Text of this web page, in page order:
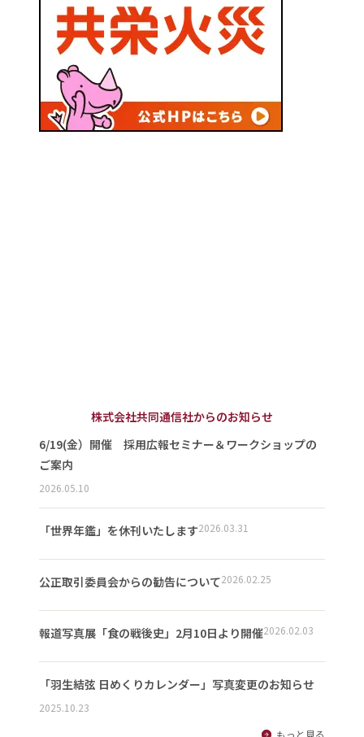
株式会社共同通信社からのお知らせ
6/19(金）開催 採用広報セミナー＆ワークショップの
ご案内
2026.05.10
「世界年鑑」を休刊いたします2026.03.31
公正取引委員会からの勧告について2026.02.25
報道写真展「食の戦後史」2月10日より開催2026.02.03
「羽生結弦 日めくりカレンダー」写真変更のお知らせ
2025.10.23
もっと見る